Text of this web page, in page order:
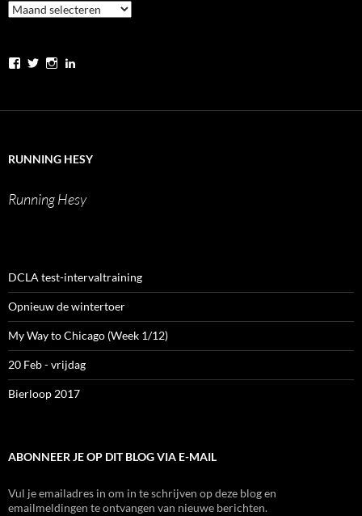
Archief
Bekijk
runninghesy
Bekijk
hesy_
Bekijk
hesyWerner
LinkedIn
RUNNING HESY
Running Hesy
DCLA test-intervaltraining
Opnieuw de wintertoer
My Way to Chicago (Week 1/12)
20 Feb - vrijdag
Bierloop 2017
ABONNEER JE OP DIT BLOG VIA E-MAIL
Vul je emailadres in om in te schrijven op deze blog en
emailmeldingen te ontvangen van nieuwe berichten.